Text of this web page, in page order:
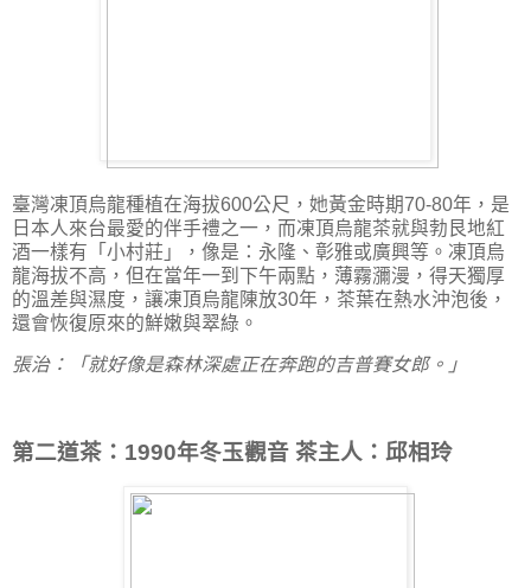
臺灣凍頂烏龍種植在海拔600公尺，她黃金時期70-80年，是
日本人來台最愛的伴手禮之一，而凍頂烏龍茶就與勃艮地紅
酒一樣有「小村莊」，像是：永隆、彰雅或廣興等。凍頂烏
龍海拔不高，但在當年一到下午兩點，薄霧瀰漫，得天獨厚
的溫差與濕度，讓凍頂烏龍陳放30年，茶葉在熱水沖泡後，
還會恢復原來的鮮嫩與翠綠。
張治：「就好像是森林深處正在奔跑的吉普賽女郎。」
第二道茶：1990年冬玉觀音 茶主人：邱相玲